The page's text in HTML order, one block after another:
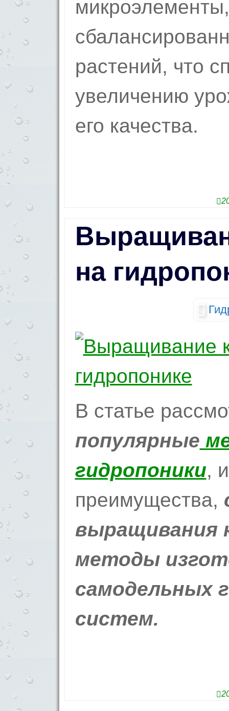
растений, что
увеличению
его качества.
на
В статье
популярные
гидропоники,
преимущества,
выращивания
методы
самодельных
систем.